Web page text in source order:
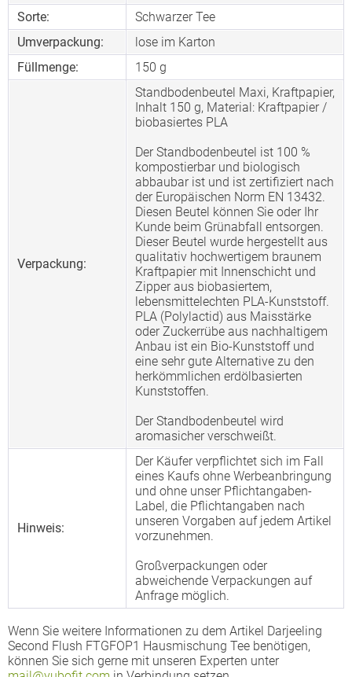
Sorte:
Schwarzer Tee
Umverpackung:
lose im Karton
Füllmenge:
150 g
Verpackung:
Standbodenbeutel Maxi, Kraftpapier,
Inhalt 150 g, Material: Kraftpapier /
biobasiertes PLA
Der Standbodenbeutel ist 100 %
kompostierbar und biologisch
abbaubar ist und ist zertifiziert nach
der Europäischen Norm EN 13432.
Diesen Beutel können Sie oder Ihr
Kunde beim Grünabfall entsorgen.
Dieser Beutel wurde hergestellt aus
qualitativ hochwertigem braunem
Kraftpapier mit Innenschicht und
Zipper aus biobasiertem,
lebensmittelechten PLA-Kunststoff.
PLA (Polylactid) aus Maisstärke
oder Zuckerrübe aus nachhaltigem
Anbau ist ein Bio-Kunststoff und
eine sehr gute Alternative zu den
herkömmlichen erdölbasierten
Kunststoffen.
Der Standbodenbeutel wird
aromasicher verschweißt.
Hinweis:
Der Käufer verpflichtet sich im Fall
eines Kaufs ohne Werbeanbringung
und ohne unser Pflichtangaben-
Label, die Pflichtangaben nach
unseren Vorgaben auf jedem Artikel
vorzunehmen.
Großverpackungen oder
abweichende Verpackungen auf
Anfrage möglich.
Wenn Sie weitere Informationen zu dem Artikel Darjeeling
Second Flush FTGFOP1 Hausmischung Tee benötigen,
können Sie sich gerne mit unseren Experten unter